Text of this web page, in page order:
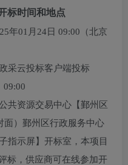
标时间和地点
年01月24日 09:00 （北京
采云投标客户端投标
09:00
共资源交易中心【鄞州区
面）鄞州区行政服务中心
指示屏】开标室，本项目
标，供应商可在线参加开